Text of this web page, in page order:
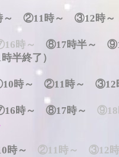
～ ②11時～ ③12時
時～ ⑧17時半～
半終了）
時～ ②11時～
⑧17時～
時～ ②11時～ ③12